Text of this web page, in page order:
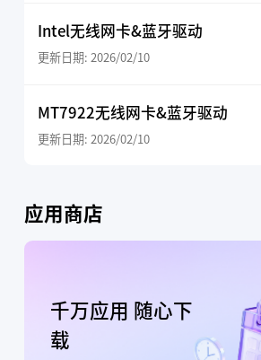
Intel无线网卡&蓝牙驱动
更新日期: 2026/02/10
MT7922无线网卡&蓝牙驱动
更新日期: 2026/02/10
应用商店
千万应用 随心下
载